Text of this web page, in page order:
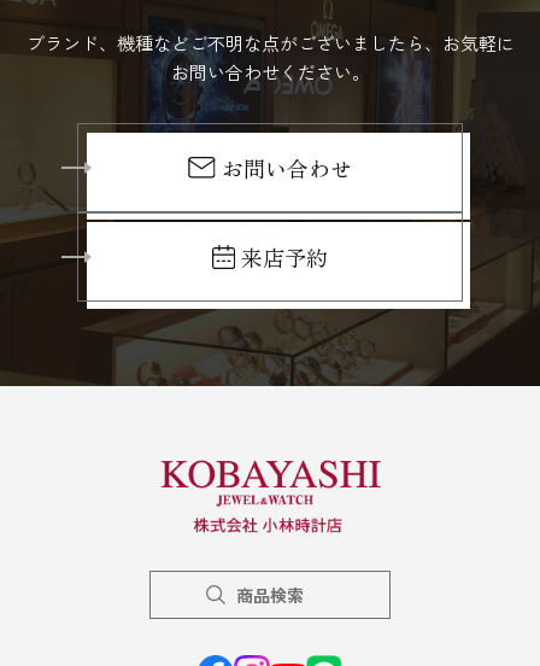
ブランド、機種などご不明な点がございましたら、お気軽に
お問い合わせください。
お問い合わせ
来店予約
商品検索